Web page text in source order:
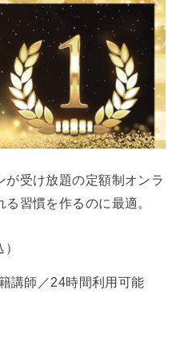
が受け放題の定額制オンラ
習慣を作るのに最適。
講師／24時間利用可能